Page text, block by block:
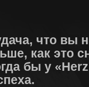
что вы
как это
бы у